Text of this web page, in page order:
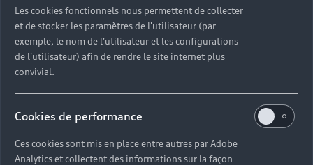
Les cookies fonctionnels nous permettent de collecter
et de stocker les paramètres de l'utilisateur (par
exemple, le nom de l'utilisateur et les configurations
de l'utilisateur) afin de rendre le site internet plus
convivial.
Cookies de performance
Ces cookies sont mis en place entre autres par Adobe
Analytics et collectent des informations sur la façon